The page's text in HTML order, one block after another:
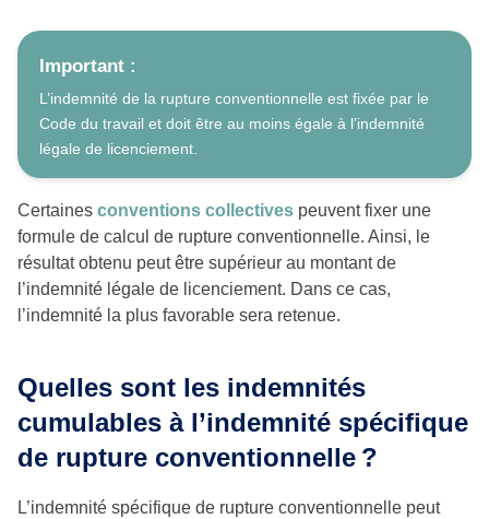
Important :
L’indemnité de la rupture conventionnelle est fixée par le
Code du travail et doit être au moins égale à l’indemnité
légale de licenciement.
Certaines conventions collectives peuvent fixer une
formule de calcul de rupture conventionnelle. Ainsi, le
résultat obtenu peut être supérieur au montant de
l’indemnité légale de licenciement. Dans ce cas,
l’indemnité la plus favorable sera retenue.
Quelles sont les indemnités
cumulables à l’indemnité spécifique
de rupture conventionnelle ?
L’indemnité spécifique de rupture conventionnelle peut